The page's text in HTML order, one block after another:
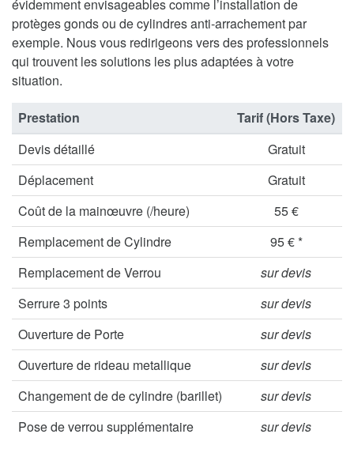
évidemment envisageables comme l’installation de
protèges gonds ou de cylindres anti-arrachement par
exemple. Nous vous redirigeons vers des professionnels
qui trouvent les solutions les plus adaptées à votre
situation.
Prestation
Tarif (Hors Taxe)
Devis détaillé
Gratuit
Déplacement
Gratuit
Coût de la mainœuvre (/heure)
55 €
Remplacement de Cylindre
95 € *
Remplacement de Verrou
sur devis
Serrure 3 points
sur devis
Ouverture de Porte
sur devis
Ouverture de rideau metallique
sur devis
Changement de de cylindre (barillet)
sur devis
Pose de verrou supplémentaire
sur devis